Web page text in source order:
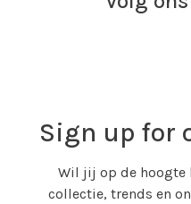
Sign up for
Wil jij op de hoogte
collectie, trends en